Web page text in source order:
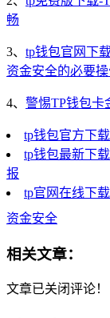
畅
3、 tp钱包官网下
资金安全的必要
4、 警惕TP钱包卡
tp钱包官方下
tp钱包最新下
报
tp官网在线下
资金安全
相关文章：
文章已关闭评论！